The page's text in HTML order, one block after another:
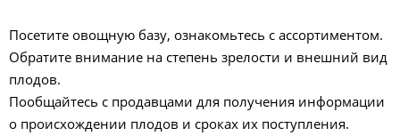
Посетите овощную базу, ознакомьтесь с ассортиментом.
Обратите внимание на степень зрелости и внешний вид
плодов.
Пообщайтесь с продавцами для получения информации
о происхождении плодов и сроках их поступления.